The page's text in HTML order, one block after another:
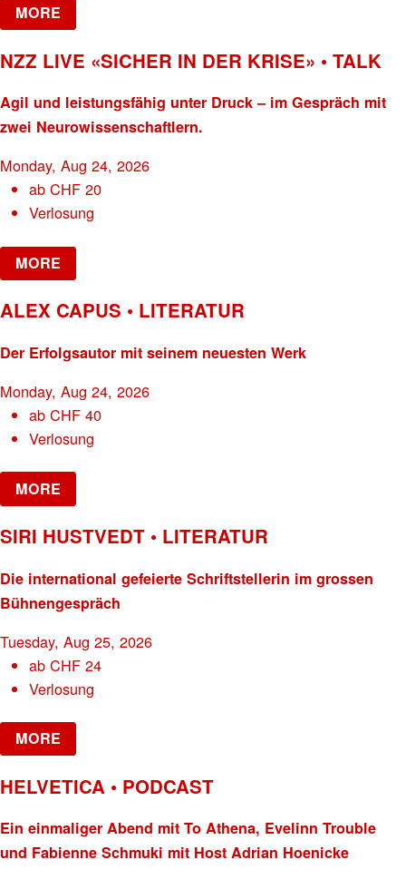
MORE
NZZ LIVE «SICHER IN DER KRISE» • TALK
Agil und leistungsfähig unter Druck – im Gespräch mit
zwei Neurowissenschaftlern.
Monday, Aug 24, 2026
abCHF 20
Verlosung
MORE
ALEX CAPUS • LITERATUR
Der Erfolgsautor mit seinem neuesten Werk
Monday, Aug 24, 2026
abCHF 40
Verlosung
MORE
SIRI HUSTVEDT • LITERATUR
Die international gefeierte Schriftstellerin im grossen
Bühnengespräch
Tuesday, Aug 25, 2026
abCHF 24
Verlosung
MORE
HELVETICA • PODCAST
Ein einmaliger Abend mit To Athena, Evelinn Trouble
und Fabienne Schmuki mit Host Adrian Hoenicke